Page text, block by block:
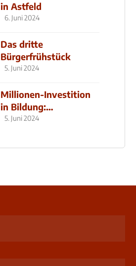
in Astfeld
6. Juni 2024
Das dritte
Bürgerfrühstück
5. Juni 2024
Millionen-Investition
in Bildung:
Schulzentrum-Neubau
5. Juni 2024